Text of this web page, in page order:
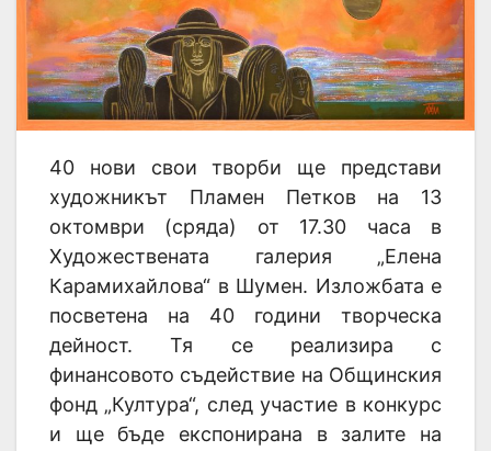
40 нови свои творби ще представи
художникът Пламен Петков на 13
октомври (сряда) от 17.30 часа в
Художествената галерия „Елена
Карамихайлова“ в Шумен. Изложбата е
посветена на 40 години творческа
дейност. Тя се реализира с
финансовото съдействие на Общинския
фонд „Култура“, след участие в конкурс
и ще бъде експонирана в залите на